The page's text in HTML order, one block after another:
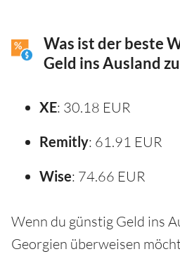
Was ist der beste
Geld ins Ausland
XE: 30.18 EUR
Remitly: 61.91 EUR
Wise: 74.66 EUR
Wenn du günstig Geld ins
Georgien überweisen